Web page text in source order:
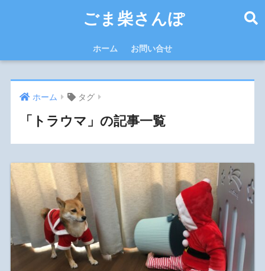
ごま柴さんぽ
ホーム お問い合せ
ホーム タグ
「トラウマ」の記事一覧